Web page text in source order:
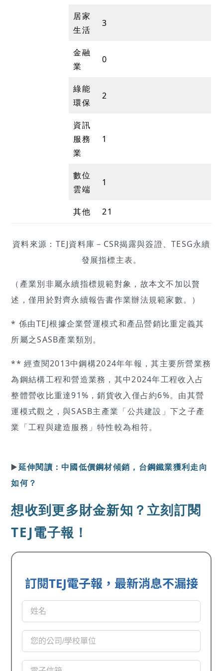
居家
生活
3
金融
業
0
綠能
環保
2
資訊
服務
業
1
數位
雲端
1
其他 21
資料來源：TEJ資料庫－CSR揭露與簽證、TESG永續
發展指標主表。
（產業別非屬永續指標規範對象，故本文不加以贅
述，僅用於對齊永續報告書作業辦法規範家數。）
* 係由TEJ根據企業營運模式和產品營銷比重定義其
所屬之SASB產業類別。
** 經查閱2013中鋼構2024年年報，其主要所營業務
為鋼結構工程和營造業務，其中2024年工程收入占
整體營收比重達91%，銷貨收入僅占約6%。由其營
運模式觀之，與SASB主產業「公共建設」下之子產
業「工程與建造服務」特性較為相符。
▶️延伸閱讀：中國低價鋼材傾銷，台鋼鐵業獲利走向
如何？
想收到更多財金新知？立刻訂閱
TEJ電子報！